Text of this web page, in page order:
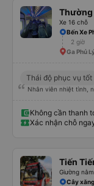
Thường
Xe 16 chỗ
Bến Xe
2 giờ
Ga Phủ Lý
Thái độ phục vụ tốt
Nhân viên nhiệt tình,
Không cần thanh
Xác nhận chỗ
Tiến
Giường
Cây